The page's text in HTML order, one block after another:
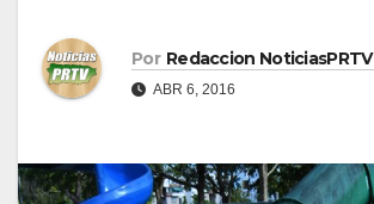
Por Redaccion NoticiasPRTV
ABR 6, 2016